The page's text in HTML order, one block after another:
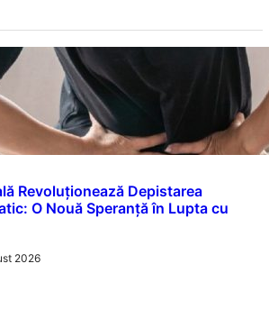
Revoluționează Depistarea
O Nouă Speranță în Lupta cu
2026